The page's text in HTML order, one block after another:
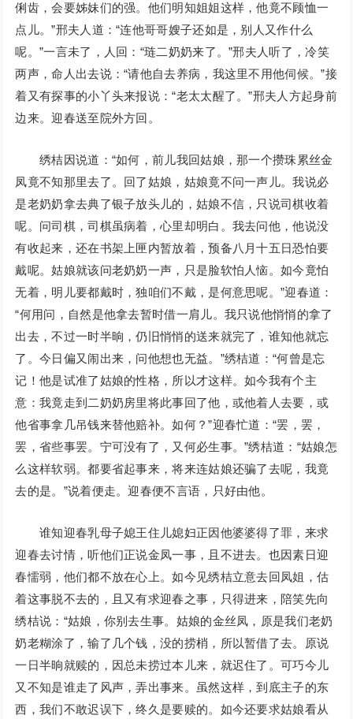
俐齿，会要姊妹们的强。他们明知姐姐这样，他竟不顾恤一
点儿。”邢夫人道：“连他哥哥嫂子还如是，别人又作什么
呢。”一言未了，人回：“琏二奶奶来了。”邢夫人听了，冷笑
两声，命人出去说：“请他自去养病，我这里不用他伺候。”接
着又有探事的小丫头来报说：“老太太醒了。”邢夫人方起身前
边来。迎春送至院外方回。
绣桔因说道：“如何，前儿我回姑娘，那一个攒珠累丝金
凤竟不知那里去了。回了姑娘，姑娘竟不问一声儿。我说必
是老奶奶拿去典了银子放头儿的，姑娘不信，只说司棋收着
呢。问司棋，司棋虽病着，心里却明白。我去问他，他说没
有收起来，还在书架上匣内暂放着，预备八月十五日恐怕要
戴呢。姑娘就该问老奶奶一声，只是脸软怕人恼。如今竟怕
无着，明儿要都戴时，独咱们不戴，是何意思呢。”迎春道：
“何用问，自然是他拿去暂时借一肩儿。我只说他悄悄的拿了
出去，不过一时半晌，仍旧悄悄的送来就完了，谁知他就忘
了。今日偏又闹出来，问他想也无益。”绣桔道：“何曾是忘
记！他是试准了姑娘的性格，所以才这样。如今我有个主
意：我竟走到二奶奶房里将此事回了他，或他着人去要，或
他省事拿几吊钱来替他赔补。如何？”迎春忙道：“罢，罢，
罢，省些事罢。宁可没有了，又何必生事。”绣桔道：“姑娘怎
么这样软弱。都要省起事来，将来连姑娘还骗了去呢，我竟
去的是。”说着便走。迎春便不言语，只好由他。
谁知迎春乳母子媳王住儿媳妇正因他婆婆得了罪，来求
迎春去讨情，听他们正说金凤一事，且不进去。也因素日迎
春懦弱，他们都不放在心上。如今见绣桔立意去回凤姐，估
着这事脱不去的，且又有求迎春之事，只得进来，陪笑先向
绣桔说：“姑娘，你别去生事。姑娘的金丝凤，原是我们老奶
奶老糊涂了，输了几个钱，没的捞梢，所以暂借了去。原说
一日半晌就赎的，因总未捞过本儿来，就迟住了。可巧今儿
又不知是谁走了风声，弄出事来。虽然这样，到底主子的东
西，我们不敢迟误下，终久是要赎的。如今还要求姑娘看从